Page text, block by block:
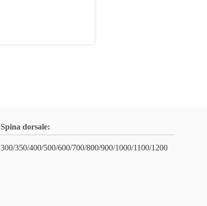
Spina dorsale:
300/350/400/500/600/700/800/900/1000/1100/1200